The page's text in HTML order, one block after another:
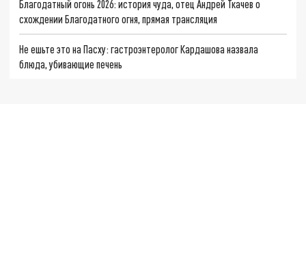
Благодатный огонь 2026: история чуда, отец Андрей Ткачев о
схождении Благодатного огня, прямая трансляция
Не ешьте это на Пасху: гастроэнтеролог Кардашова назвала
блюда, убивающие печень